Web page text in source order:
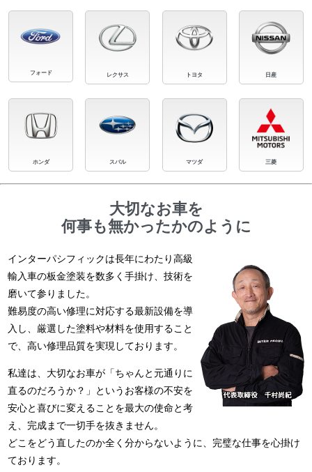
フォード レクサス トヨタ 日産
ホンダ スバル マツダ 三菱
大切なお車を
何事も無かったかのように
インターパシフィックは長年にわたり高級
輸入車の板金塗装を数多く手掛け、技術を
磨いて参りました。
難易度の高い修理に対応する最新設備を導
入し、厳選した塗料や材料を使用すること
で、高い修理品質を実現しております。
私達は、大切なお車が「ちゃんと元通りに
直るのだろうか？」というお客様の不安を
安心と喜びに変えることを最大の使命と考
え、完成まで一切手を抜きません。
どこをどう直したのか全く分からないように、完璧な仕事を心掛け
ております。